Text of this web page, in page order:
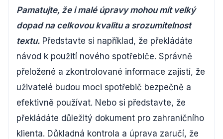
Pamatujte, že i malé úpravy mohou mít velký
dopad na celkovou kvalitu a srozumitelnost
textu. Představte si například, že překládáte
návod k použití nového spotřebiče. Správně
přeložené a zkontrolované informace zajistí, že
uživatelé budou moci spotřebič bezpečně a
efektivně používat. Nebo si představte, že
překládáte důležitý dokument pro zahraničního
klienta. Důkladná kontrola a úprava zaručí, že